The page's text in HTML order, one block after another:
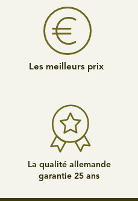
Les meilleurs prix
La qualité allemande
garantie 25 ans